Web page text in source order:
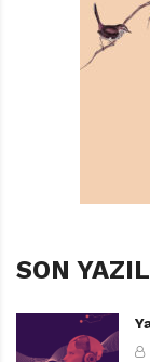
üyesi Ali’yi
nedenle vurucu
üslup bana bir
destanları
temalarını
İnanın”da
olduğunu
anımsarsınız
cümleler
Karakeçili’nin
SON